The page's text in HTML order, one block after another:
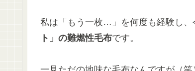
私は「もう一枚…」を何度も経験し
ト」の難燃性毛布です。